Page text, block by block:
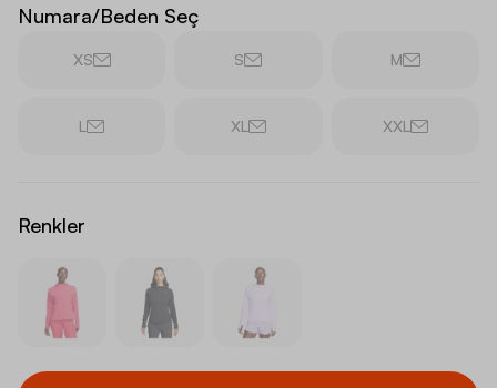
Numara/Beden Seç
XS S M
L XL XXL
Renkler